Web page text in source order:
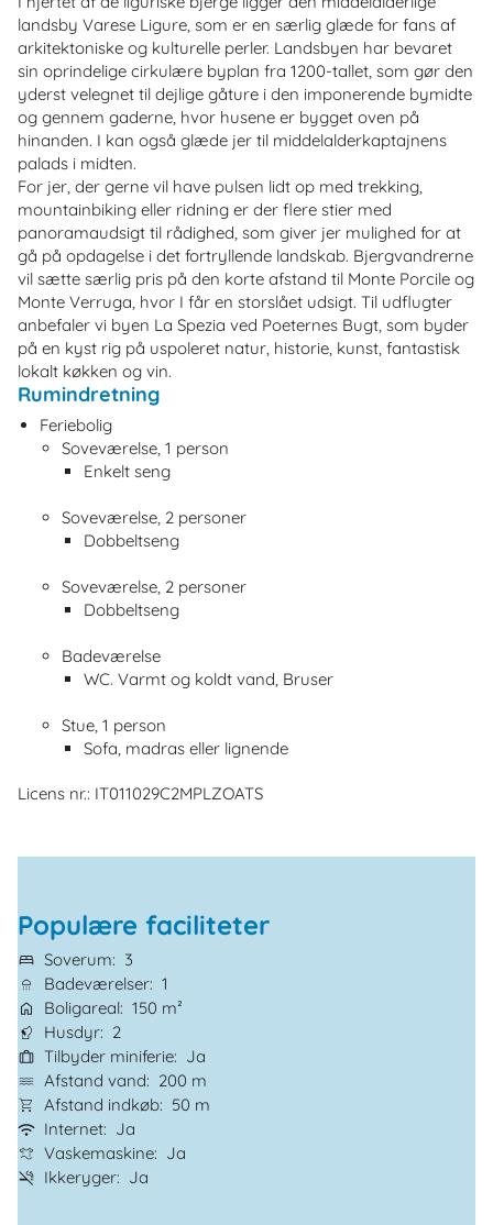
landsby Varese Ligure, som er en særlig glæde for fans af
arkitektoniske og kulturelle perler. Landsbyen har bevaret
sin oprindelige cirkulære byplan fra 1200-tallet, som gør den
yderst velegnet til dejlige gåture i den imponerende bymidte
og gennem gaderne, hvor husene er bygget oven på
hinanden. I kan også glæde jer til middelalderkaptajnens
palads i midten.
For jer, der gerne vil have pulsen lidt op med trekking,
mountainbiking eller ridning er der flere stier med
panoramaudsigt til rådighed, som giver jer mulighed for at
gå på opdagelse i det fortryllende landskab. Bjergvandrerne
vil sætte særlig pris på den korte afstand til Monte Porcile og
Monte Verruga, hvor I får en storslået udsigt. Til udflugter
anbefaler vi byen La Spezia ved Poeternes Bugt, som byder
på en kyst rig på uspoleret natur, historie, kunst, fantastisk
lokalt køkken og vin.
Rumindretning
Feriebolig
Soveværelse, 1 person
Enkelt seng
Soveværelse, 2 personer
Dobbeltseng
Soveværelse, 2 personer
Dobbeltseng
Badeværelse
WC. Varmt og koldt vand, Bruser
Stue, 1 person
Sofa, madras eller lignende
Licens nr.: IT011029C2MPLZOATS
Populære faciliteter
Soverum
3
Badeværelser 1
Boligareal 150 m²
Husdyr
2
Tilbyder miniferie
Ja
Afstand vand
200 m
Afstand indkøb
50 m
Internet
Ja
Vaskemaskine
Ja
Ikkeryger
Ja